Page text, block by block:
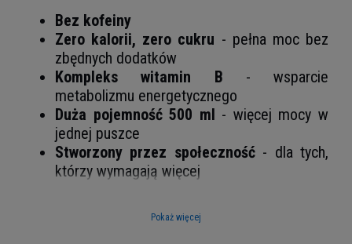
Bez kofeiny
Zero kalorii, zero cukru - pełna moc bez
zbędnych dodatków
Kompleks witamin B - wsparcie
metabolizmu energetycznego
Duża pojemność 500 ml - więcej mocy w
jednej puszce
Stworzony przez społeczność- dla tych,
którzy wymagają więcej
Pokaż więcej